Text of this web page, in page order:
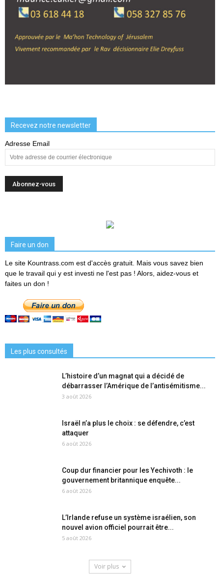
Recevez notre newsletter
Adresse Email
Faire un don
Le site Kountrass.com est d'accès gratuit. Mais vous savez bien
que le travail qui y est investi ne l'est pas ! Alors, aidez-vous et
faites un don !
Les plus consultés
L’histoire d’un magnat qui a décidé de
débarrasser l’Amérique de l’antisémitisme...
3 août 2026
Israël n’a plus le choix : se défendre, c’est
attaquer
6 août 2026
Coup dur financier pour les Yechivoth : le
gouvernement britannique enquête...
6 août 2026
L’Irlande refuse un système israélien, son
nouvel avion officiel pourrait être...
5 août 2026
Voir plus